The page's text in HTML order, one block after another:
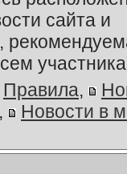
сайта и
Правила,
,
Новости в